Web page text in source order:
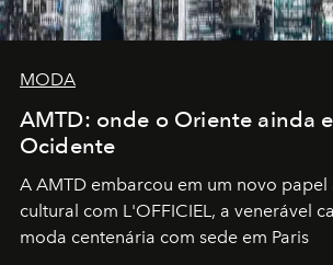
MODA
AMTD: onde o Oriente ainda
Ocidente
A AMTD embarcou em um novo papel
cultural com L'OFFICIEL, a venerável
moda centenária com sede em Paris